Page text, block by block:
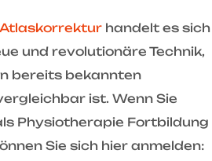
handelt es sich
und revolutionäre Technik,
bereits bekannten
ist. Wenn Sie
Physiotherapie Fortbildung
Sie sich hier anmelden: